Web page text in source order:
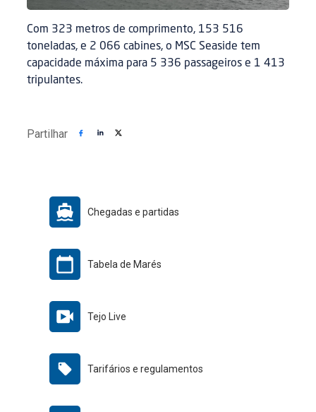
Com 323 metros de comprimento, 153 516
toneladas, e 2 066 cabines, o MSC Seaside tem
capacidade máxima para 5 336 passageiros e 1 413
tripulantes.
Partilhar
Chegadas e partidas
Tabela de Marés
Tejo Live
Tarifários e regulamentos